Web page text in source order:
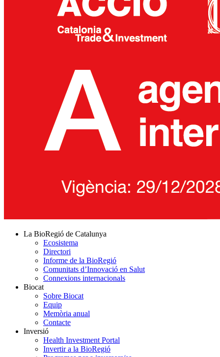
La BioRegió de Catalunya
Ecosistema
Directori
Informe de la BioRegió
Comunitats d’Innovació en Salut
Connexions internacionals
Biocat
Sobre Biocat
Equip
Memòria anual
Contacte
Inversió
Health Investment Portal
Invertir a la BioRegió